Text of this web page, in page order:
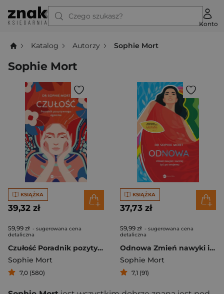
Czego szukasz?
Konto
Katalog Autorzy Sophie Mort
Sophie Mort
KSIĄŻKA
39,32 zł
59,99 zł - sugerowana cena
detaliczna
Czułość Poradnik pozytywnego egoizmu
Sophie Mort
7,0 (580)
KSIĄŻKA
37,73 zł
59,99 zł - sugerowana cena
detaliczna
Odnowa Zmień nawyki i zacznij żyć po swojemu
Sophie Mort
7,1 (91)